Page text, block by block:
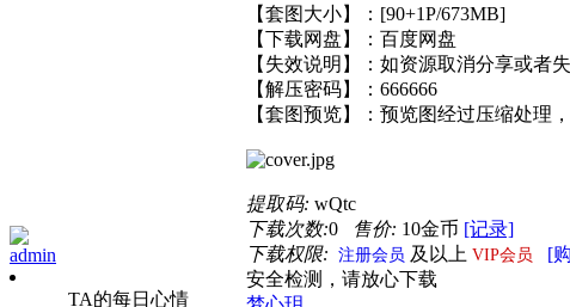
admin
TA的每日心情
【套图大小】：[90+1P/673MB]
【下载网盘】：百度网盘
【失效说明】：如资源取消分享或者
【解压密码】：666666
【套图预览】：预览图经过压缩处理
提取码: wQtc
下载次数:0 售价: 10金币 [记录]
下载权限: 注册会员 及以上 VIP会员
[
安全检测，请放心下载